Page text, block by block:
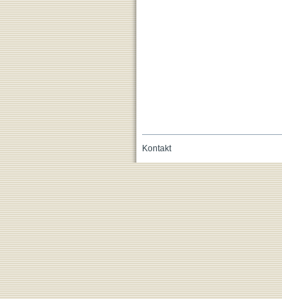
Kontakt